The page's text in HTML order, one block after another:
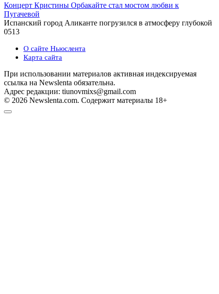
Концерт Кристины Орбакайте стал мостом любви к
Пугачевой
Испанский город Аликанте погрузился в атмосферу глубокой
0513
О сайте Ньюслента
Карта сайта
При использовании материалов активная индексируемая
ссылка на Newslenta обязательна.
Адрес редакции: tiunovmixs@gmail.com
© 2026 Newslenta.com. Содержит материалы 18+